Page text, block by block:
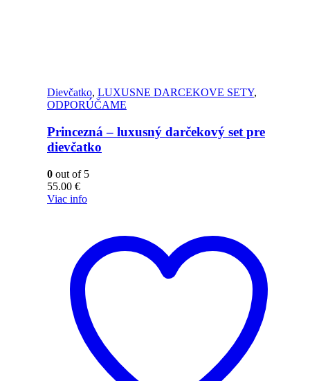
Dievčatko, LUXUSNE DARCEKOVE SETY,
ODPORÚČAME
Princezná – luxusný darčekový set pre
dievčatko
0 out of 5
55.00 €
Viac info